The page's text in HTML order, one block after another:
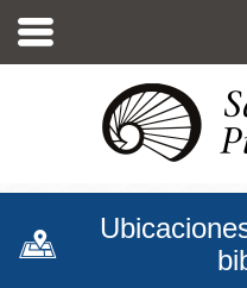
contenido